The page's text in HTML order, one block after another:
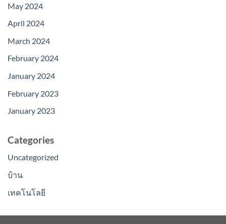
May 2024
April 2024
March 2024
February 2024
January 2024
February 2023
January 2023
Categories
Uncategorized
บ้าน
เทคโนโลยี